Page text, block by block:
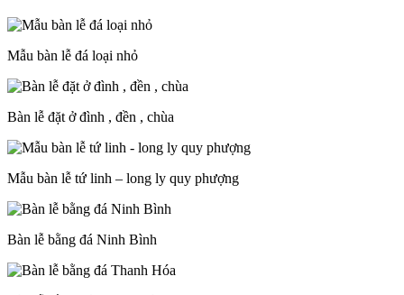
Mẫu bàn lễ đá loại nhỏ
Bàn lễ đặt ở đình , đền , chùa
Mẫu bàn lễ tứ linh – long ly quy phượng
Bàn lễ bằng đá Ninh Bình